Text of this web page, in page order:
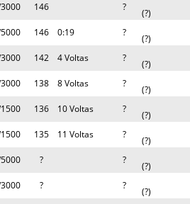
146 ?
(?)
146 0:19 ?
(?)
142 4 Voltas ?
(?)
138 8 Voltas ?
(?)
136 10 Voltas ?
(?)
135 11 Voltas ?
(?)
? ?
(?)
? ?
(?)